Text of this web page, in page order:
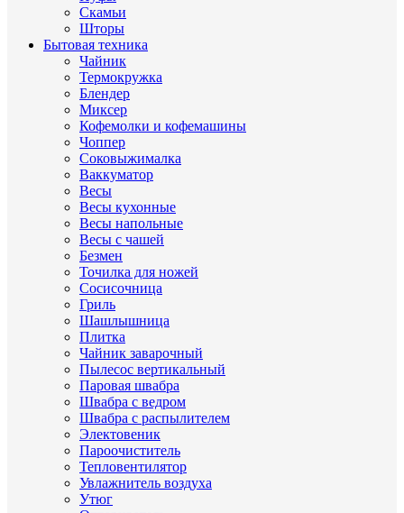
Скамьи
Шторы
Бытовая техника
Чайник
Термокружка
Блендер
Миксер
Кофемолки и кофемашины
Чоппер
Соковыжималка
Ваккуматор
Весы
Весы кухонные
Весы напольные
Весы с чашей
Безмен
Точилка для ножей
Сосисочница
Гриль
Шашлышница
Плитка
Чайник заварочный
Пылесос вертикальный
Паровая швабра
Швабра с ведром
Швабра с распылителем
Электовеник
Пароочиститель
Тепловентилятор
Увлажнитель воздуха
Утюг